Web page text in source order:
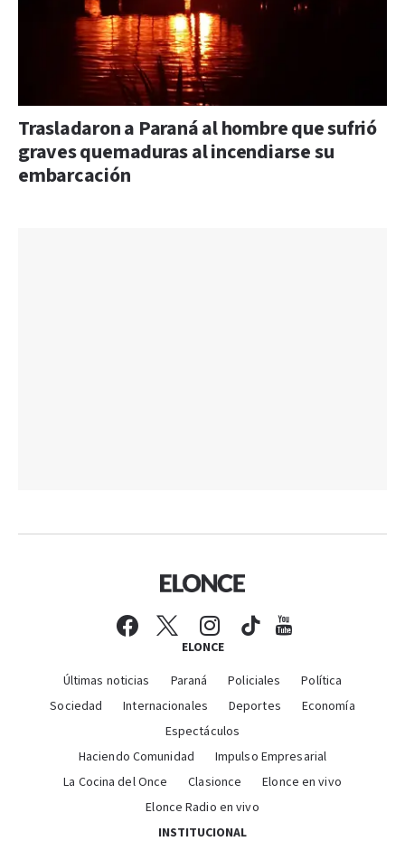
Trasladaron a Paraná al hombre que sufrió
graves quemaduras al incendiarse su
embarcación
ELONCE
Últimas noticias Paraná Policiales
Política
Sociedad
Internacionales Deportes
Economía
Espectáculos
Haciendo Comunidad
Impulso Empresarial
La Cocina del Once
Clasionce
Elonce en vivo
Elonce Radio en vivo
INSTITUCIONAL